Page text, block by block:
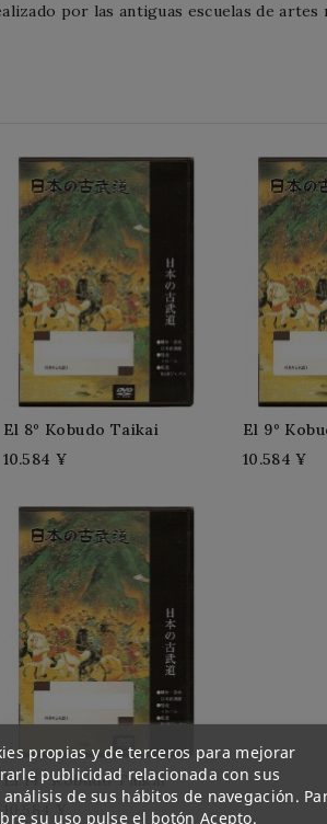
por las antiguas escuelas de artes
El 8º Kobudo Taikai
10.584 ¥
El 9º
10.584 ¥
El 14º Kobudo Taikai
10.584 ¥
propias y de terceros para mejorar
publicidad relacionada con sus
de sus hábitos de navegación.
su uso pulse el botón Acepto.